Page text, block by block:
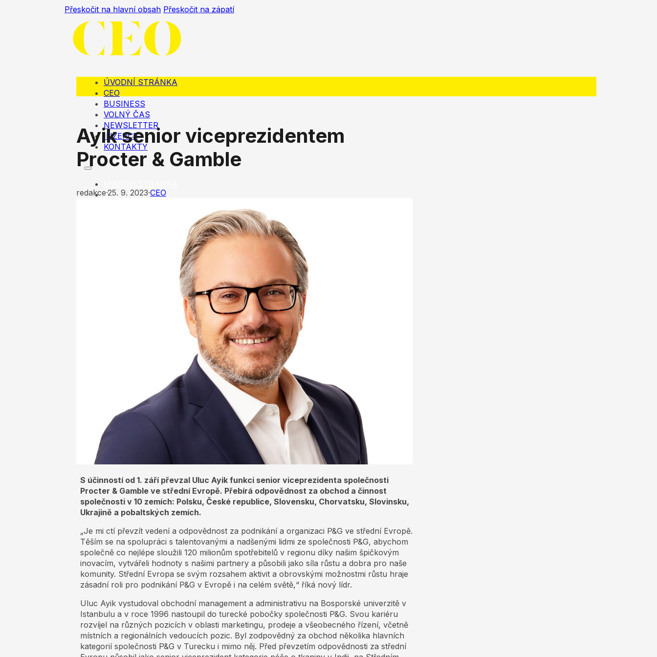
Přeskočit na hlavní obsah Přeskočit na zápatí
ÚVODNÍ STRÁNKA
CEO
BUSINESS
VOLNÝ ČAS
NEWSLETTER
INZERCE
KONTAKTY
CEO
Ayik senior viceprezidentem
Procter & Gamble
redakce·25. 9. 2023·CEO
S účinností od 1. září převzal Uluc Ayik funkci senior viceprezidenta společnosti
Procter & Gamble ve střední Evropě. Přebírá odpovědnost za obchod a činnost
společnosti v 10 zemích: Polsku, České republice, Slovensku, Chorvatsku, Slovinsku,
Ukrajině a pobaltských zemích.
„Je mi ctí převzít vedení a odpovědnost za podnikání a organizaci P&G ve střední Evropě.
Těším se na spolupráci s talentovanými a nadšenými lidmi ze společnosti P&G, abychom
společně co nejlépe sloužili 120 milionům spotřebitelů v regionu díky našim špičkovým
inovacím, vytvářeli hodnoty s našimi partnery a působili jako síla růstu a dobra pro naše
komunity. Střední Evropa se svým rozsahem aktivit a obrovskými možnostmi růstu hraje
zásadní roli pro podnikání P&G v Evropě i na celém světě,“ říká nový lídr.
Uluc Ayik vystudoval obchodní management a administrativu na Bosporské univerzitě v
Istanbulu a v roce 1996 nastoupil do turecké pobočky společnosti P&G. Svou kariéru
rozvíjel na různých pozicích v oblasti marketingu, prodeje a všeobecného řízení, včetně
místních a regionálních vedoucích pozic. Byl zodpovědný za obchod několika hlavních
kategorií společnosti P&G v Turecku i mimo něj. Před převzetím odpovědnosti za střední